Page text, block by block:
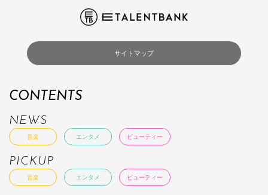
サイトマップ
CONTENTS
NEWS
音楽 エンタメ ビューティー
PICKUP
音楽 エンタメ ビューティー